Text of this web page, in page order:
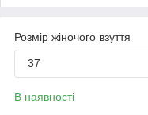
Розмір жіночого взуття
37
В наявності